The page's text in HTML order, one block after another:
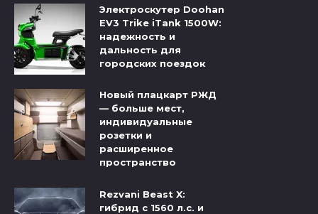
Электроскутер Doohan
EV3 Trike iTank 1500W:
надежность и
дальность для
городских поездок
Новый плацкарт РЖД
— больше мест,
индивидуальные
розетки и
расширенное
пространство
Rezvani Beast X:
гибрид с 1560 л.с. и